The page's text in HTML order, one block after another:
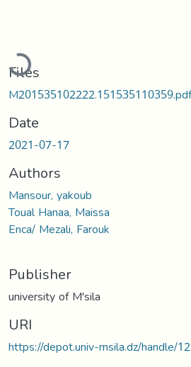
Files
Date
2021-07-17
Authors
Mansour, yakoub
Toual Hanaa, Maissa
Enca/ Mezali, Farouk
Publisher
university of M'sila
URI
https://depot.univ-msila.dz/handle/